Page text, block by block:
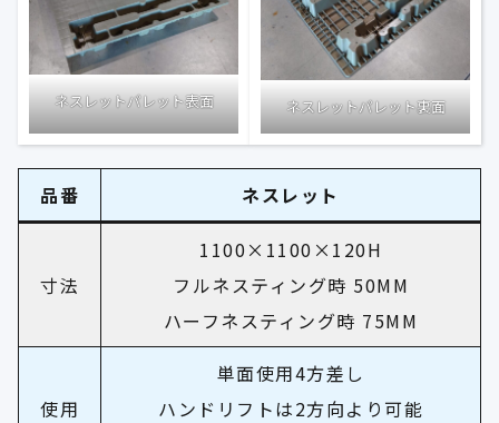
ネスレットパレット表面 ネスレットパレット裏面
品番 ネスレット
寸法
1100×1100×120H
フルネスティング時 50MM
ハーフネスティング時 75MM
使用
単面使用4方差し
ハンドリフトは2方向より可能